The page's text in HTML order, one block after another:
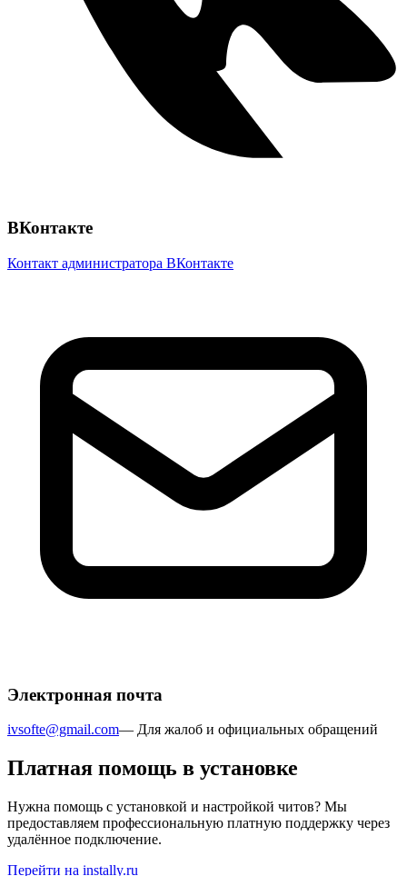
ВКонтакте
Контакт администратора ВКонтакте
Электронная почта
ivsofte@gmail.com— Для жалоб и официальных обращений
Платная помощь в установке
Нужна помощь с установкой и настройкой читов? Мы
предоставляем профессиональную платную поддержку через
удалённое подключение.
Перейти на instally.ru